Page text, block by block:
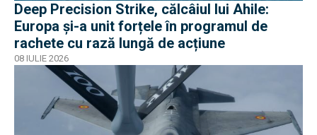
Deep Precision Strike, călcâiul lui Ahile:
Europa și-a unit forțele în programul de
rachete cu rază lungă de acțiune
08 IULIE 2026